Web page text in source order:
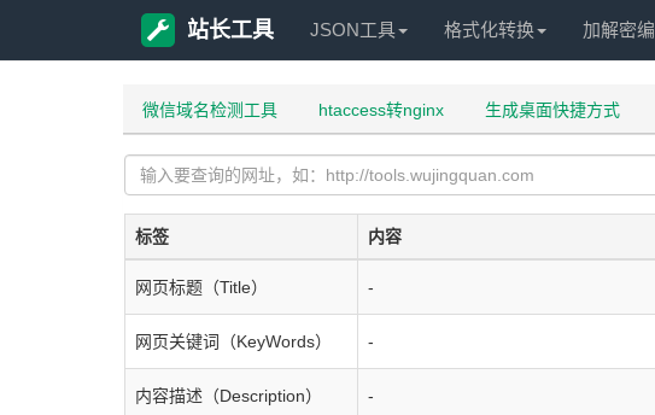
站长工具 JSON工具 格式化转换 加解密
微信域名检测工具 htaccess转nginx 生成桌面快捷方式
标签 内容
网页标题（Title） -
网页关键词（KeyWords） -
内容描述（Description） -